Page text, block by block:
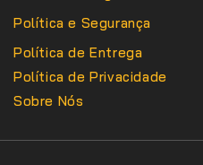
Política e Segurança
Política de Entrega
Política de Privacidade
Sobre Nós